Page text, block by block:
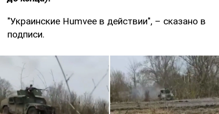
"Украинские Humvee в действии", – сказано в
подписи.